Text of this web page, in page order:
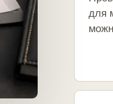
для